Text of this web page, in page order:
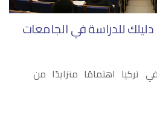
للدراسة في الجامعات
تركيا اهتمامًا متزايدًا من